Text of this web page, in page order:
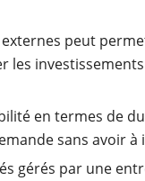
peut
les
en termes de
sans avoir
gérés par une